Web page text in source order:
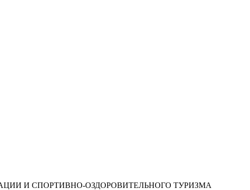
И СПОРТИВНО-ОЗДОРОВИТЕЛЬНОГО ТУРИЗМА